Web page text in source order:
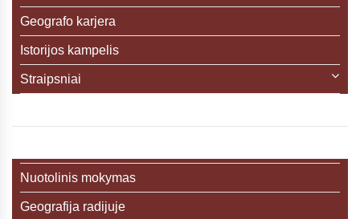
Geografo karjera
Istorijos kampelis
Straipsniai
Nuotolinis mokymas
Geografija radijuje